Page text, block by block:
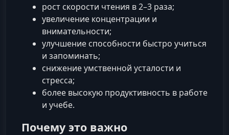
рост скорости чтения в 2–3 раза;
увеличение концентрации и
внимательности;
улучшение способности быстро учиться
и запоминать;
снижение умственной усталости и
стресса;
более высокую продуктивность в работе
и учебе.
Почему это важно